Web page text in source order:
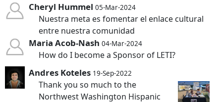
Cheryl Hummel 05-Mar-2024
Nuestra meta es fomentar el enlace cultural
entre nuestra comunidad
Maria Acob-Nash 04-Mar-2024
How do I become a Sponsor of LETI?
Andres Koteles 19-Sep-2022
Thank you so much to the
Northwest Washington Hispanic